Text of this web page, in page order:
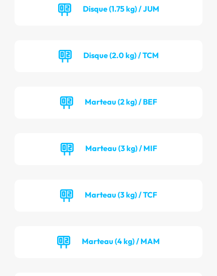
Disque (1.75 kg) / JUM
Disque (2.0 kg) / TCM
Marteau (2 kg) / BEF
Marteau (3 kg) / MIF
Marteau (3 kg) / TCF
Marteau (4 kg) / MAM